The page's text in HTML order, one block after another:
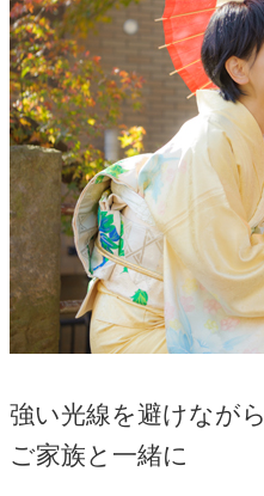
強い光線を避けながら
ご家族と一緒に